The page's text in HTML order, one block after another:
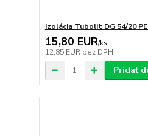
Izolácia Tubolit DG 54/20
15,80 EUR/ks
12,85 EUR bez DPH
Pridať